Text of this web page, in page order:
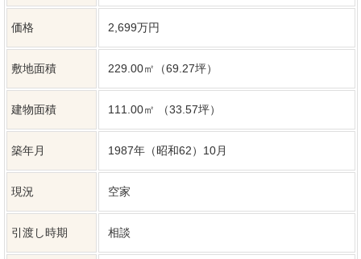
都市計画 市街化区域
用途地域 第一種低層住居専用地域
容積率 200%
間取り 4LDK＋WIC＋納戸
建築構造 木造 瓦葺